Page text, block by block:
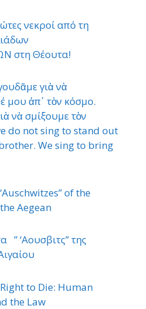
νεκροί από τη
στη Θέουτα!
γιὰ νὰ
μου ἀπ᾿ τὸν κόσμο.
νὰ σμίξουμε τὸν
do not sing to stand out
We sing to bring
of the
Aegean
” ‘Αουσβιτς” της
to Die: Human
the Law